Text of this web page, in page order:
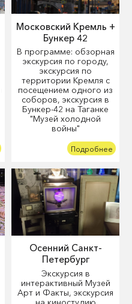
Московский Кремль +
Бункер 42
В программе: обзорная
экскурсия по городу,
экскурсия по
территории Кремля с
посещением одного из
соборов, экскурсия в
Бункер-42 на Таганке
"Музей холодной
войны"
Подробнее
Осенний Санкт-
Петербург
Экскурсия в
интерактивный Музей
Арт и Факты, экскурсия